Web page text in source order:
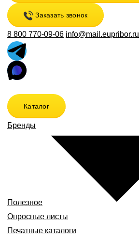
Заказать звонок
8 800 770-09-06 info@mail.eupribor.ru
Каталог
Бренды
Полезное
Опросные листы
Печатные каталоги